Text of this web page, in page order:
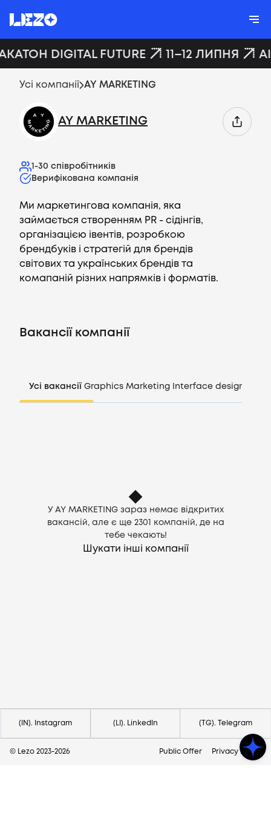
Компанії
DIGITAL FUTURE 11–12 ЛИПНЯ
Усі компанії AY MARKETING
AY MARKETING
1-30 співробітників
Верифікована компанія
Ми маркетингова компанія, яка
займається створенням PR - сідінгів,
організацією івентів, розробкою
брендбуків і стратегій для брендів
світових та українських брендів та
комапаній різних напрямків і форматів.
Вакансії компанії
Усі вакансії Graphics Marketing Interface design
У AY MARKETING зараз немає відкритих
вакансій, але є ще 2301
компаній, де на
тебе чекають!
Шукати інші компанії
(IN). Instagram (LI). LinkedIn (TG). Telegram
© Lezo 2023-2026 Public Offer Privacy Policy